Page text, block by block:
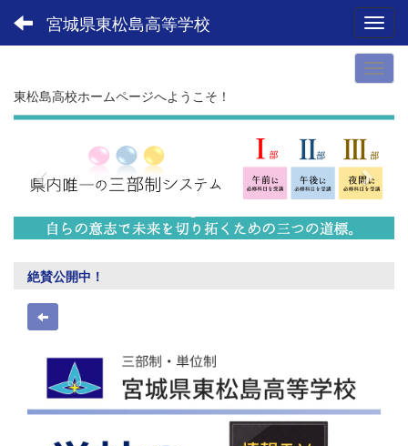
宮城県東松島高等学校
東松島高校ホームページへようこそ！
p
e
u
s
n
e
x
t
絶賛公開中！